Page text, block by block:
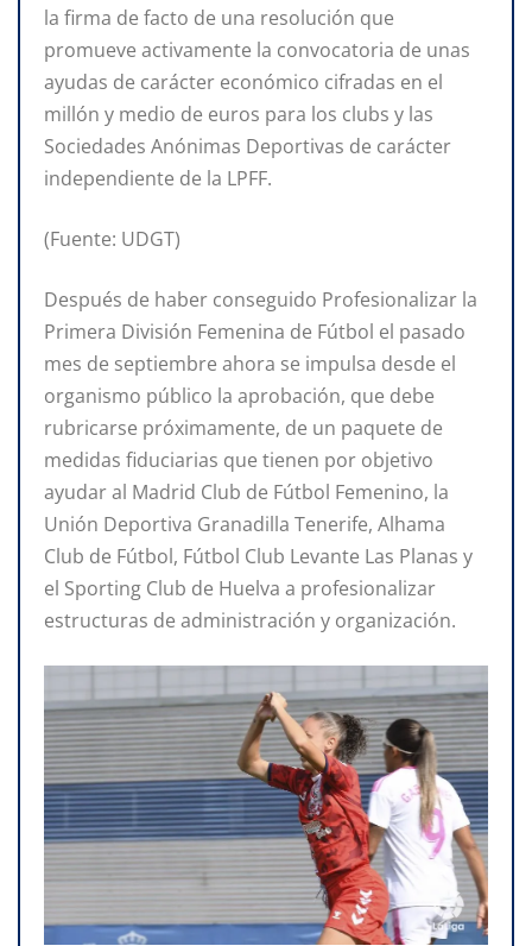
la firma de facto de una resolución que
promueve activamente la convocatoria de unas
ayudas de carácter económico cifradas en el
millón y medio de euros para los clubs y las
Sociedades Anónimas Deportivas de carácter
independiente de la LPFF.
(Fuente: UDGT)
Después de haber conseguido Profesionalizar la
Primera División Femenina de Fútbol el pasado
mes de septiembre ahora se impulsa desde el
organismo público la aprobación, que debe
rubricarse próximamente, de un paquete de
medidas fiduciarias que tienen por objetivo
ayudar al Madrid Club de Fútbol Femenino, la
Unión Deportiva Granadilla Tenerife, Alhama
Club de Fútbol, Fútbol Club Levante Las Planas y
el Sporting Club de Huelva a profesionalizar
estructuras de administración y organización.